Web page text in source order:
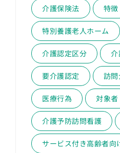
介護保険法 特徴
特別養護老人ホーム
介護認定区分 介
要介護認定 訪
医療行為 対象者
介護予防訪問看護
サービス付き高齢者向